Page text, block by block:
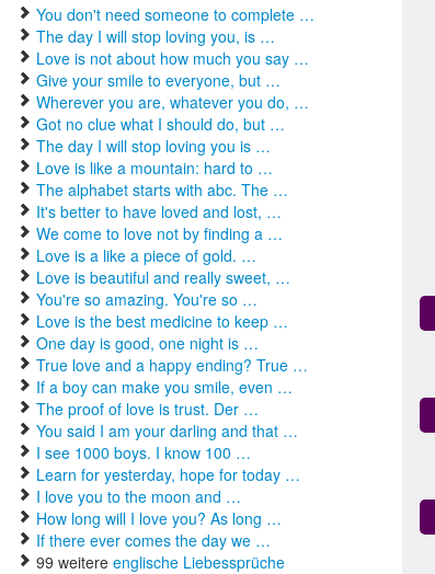
You don't need someone to complete …
The day I will stop loving you, is …
Love is not about how much you say …
Give your smile to everyone, but …
Wherever you are, whatever you do, …
Got no clue what I should do, but …
The day I will stop loving you is …
Love is like a mountain: hard to …
The alphabet starts with abc. The …
It's better to have loved and lost, …
We come to love not by finding a …
Love is a like a piece of gold. …
Love is beautiful and really sweet, …
You're so amazing. You're so …
Love is the best medicine to keep …
One day is good, one night is …
True love and a happy ending? True …
If a boy can make you smile, even …
The proof of love is trust. Der …
You said I am your darling and that …
I see 1000 boys. I know 100 …
Learn for yesterday, hope for today …
I love you to the moon and …
How long will I love you? As long …
If there ever comes the day we …
99 weitere englische Liebessprüche